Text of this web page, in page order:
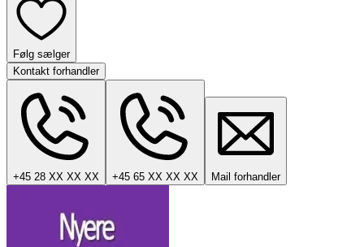
Følg sælger
Kontakt forhandler
+45 28 XX XX XX +45 65 XX XX XX Mail forhandler